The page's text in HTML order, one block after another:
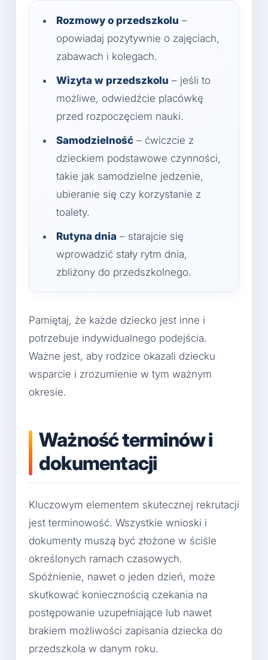
Rozmowy o przedszkolu –
opowiadaj pozytywnie o zajęciach,
zabawach i kolegach.
Wizyta w przedszkolu – jeśli to
możliwe, odwiedźcie placówkę
przed rozpoczęciem nauki.
Samodzielność – ćwiczcie z
dzieckiem podstawowe czynności,
takie jak samodzielne jedzenie,
ubieranie się czy korzystanie z
toalety.
Rutyna dnia – starajcie się
wprowadzić stały rytm dnia,
zbliżony do przedszkolnego.
Pamiętaj, że każde dziecko jest inne i
potrzebuje indywidualnego podejścia.
Ważne jest, aby rodzice okazali dziecku
wsparcie i zrozumienie w tym ważnym
okresie.
Ważność terminów i
dokumentacji
Kluczowym elementem skutecznej rekrutacji
jest terminowość. Wszystkie wnioski i
dokumenty muszą być złożone w ściśle
określonych ramach czasowych.
Spóźnienie, nawet o jeden dzień, może
skutkować koniecznością czekania na
postępowanie uzupełniające lub nawet
brakiem możliwości zapisania dziecka do
przedszkola w danym roku.